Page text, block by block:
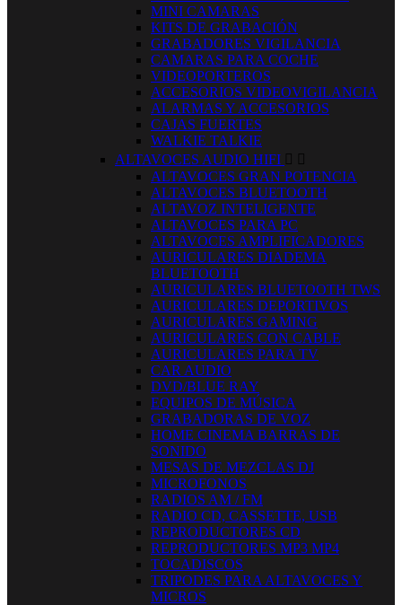
MINI CAMARAS
KITS DE GRABACIÓN
GRABADORES VIGILANCIA
CAMARAS PARA COCHE
VIDEOPORTEROS
ACCESORIOS VIDEOVIGILANCIA
ALARMAS Y ACCESORIOS
CAJAS FUERTES
WALKIE TALKIE
ALTAVOCES AUDIO HIFI  
ALTAVOCES GRAN POTENCIA
ALTAVOCES BLUETOOTH
ALTAVOZ INTELIGENTE
ALTAVOCES PARA PC
ALTAVOCES AMPLIFICADORES
AURICULARES DIADEMA
BLUETOOTH
AURICULARES BLUETOOTH TWS
AURICULARES DEPORTIVOS
AURICULARES GAMING
AURICULARES CON CABLE
AURICULARES PARA TV
CAR AUDIO
DVD/BLUE RAY
EQUIPOS DE MÚSICA
GRABADORAS DE VOZ
HOME CINEMA BARRAS DE
SONIDO
MESAS DE MEZCLAS DJ
MICROFONOS
RADIOS AM / FM
RADIO CD, CASSETTE, USB
REPRODUCTORES CD
REPRODUCTORES MP3 MP4
TOCADISCOS
TRIPODES PARA ALTAVOCES Y
MICROS